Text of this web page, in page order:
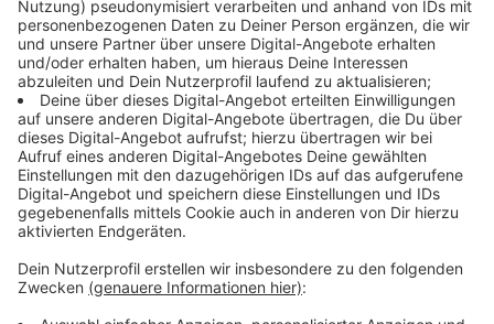
Verkehr geöffnet. In den vergangenen Monaten war
die Löhrstraße wegen der Erneuerung von Erdgas- und
Wasserleitungen voll gesperrt. Noch sind nicht alle
Arbeiten erledigt. Doch der dritte Bauabschnitt von
der Kölner Straße bis zum Neumarkt wird zu einem
späteren Zeitpunkt folgen.
Anzeige